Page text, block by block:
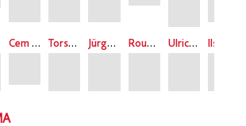
Cem Özdemir Torsten Rhau Jürgen Seifert Rouzbeh Taheri Ulrich Willems